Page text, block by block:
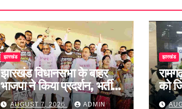
झारखंड
झारखंड विधानसभा के बाहर
भाजपा ने किया प्रदर्शन, भर्ती
प्रक्रिया पर उठाए सवाल
AUGUST 7, 2026 ADMIN
झारखंड
को